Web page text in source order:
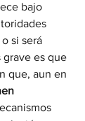
bajo
si será
grave es que
que, aun en